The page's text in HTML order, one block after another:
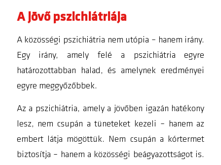
A jövő pszichiátriája
A közösségi pszichiátria nem utópia – hanem irány.
Egy irány, amely felé a pszichiátria egyre
határozottabban halad, és amelynek eredményei
egyre meggyőzőbbek.
Az a pszichiátria, amely a jövőben igazán hatékony
lesz, nem csupán a tüneteket kezeli – hanem az
embert látja mögöttük. Nem csupán a kórtermet
biztosítja – hanem a közösségi beágyazottságot is.